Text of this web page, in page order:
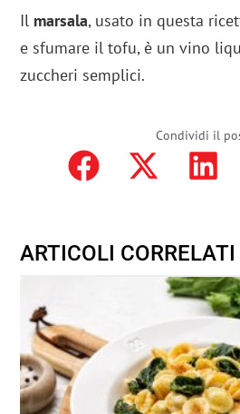
Il marsala, usato in questa
e sfumare il tofu, è un vino
zuccheri semplici.
Condividi il
ARTICOLI CORRELATI